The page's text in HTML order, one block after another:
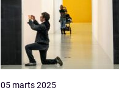
05 marts 2025